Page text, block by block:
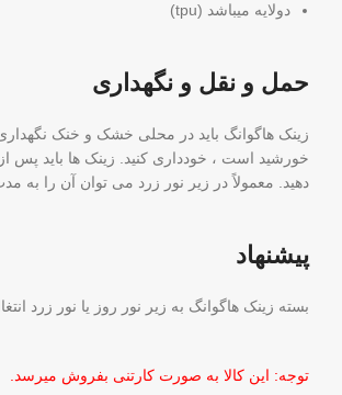
دولایه میباشد (tpu)
حمل و نقل و نگهداری
خورشید است ، خودداری کنید. زینک ها باید پس
دهید. معمولاً در زیر نور زرد می توان آن را به مدت ۸ ساعت و ۲ ساعت زیر نور سفید یا طبیعی
پیشنهاد
بسته زینک هاگوانگ به زیر نور روز یا نور زرد
توجه: این کالا به صورت کارتنی بفروش میرسد.